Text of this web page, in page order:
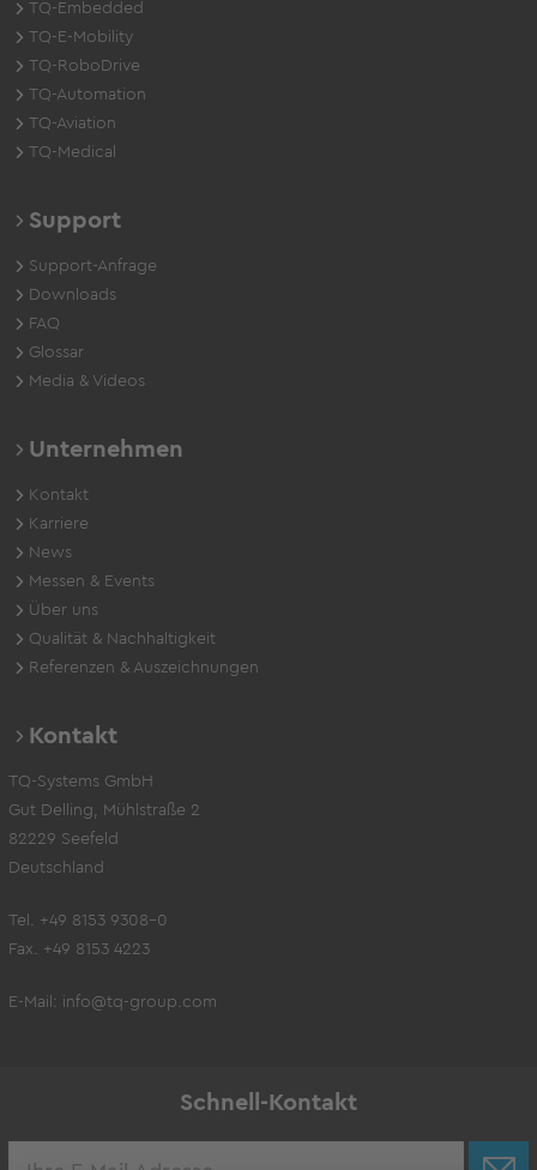
TQ-Embedded
TQ-E-Mobility
TQ-RoboDrive
TQ-Automation
TQ-Aviation
TQ-Medical
Support
Support-Anfrage
Downloads
FAQ
Glossar
Media & Videos
Unternehmen
Kontakt
Karriere
News
Messen & Events
Über uns
Qualität & Nachhaltigkeit
Referenzen & Auszeichnungen
Kontakt
TQ-Systems GmbH
Gut Delling, Mühlstraße 2
82229 Seefeld
Deutschland
Tel. +49 8153 9308-0
Fax. +49 8153 4223
E-Mail: info@tq-group.com
Schnell-Kontakt